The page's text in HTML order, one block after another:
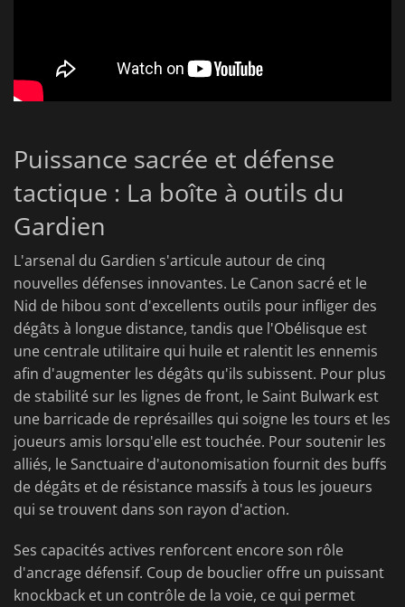
Puissance sacrée et défense
tactique : La boîte à outils du
Gardien
L'arsenal du Gardien s'articule autour de cinq
nouvelles défenses innovantes. Le Canon sacré et le
Nid de hibou sont d'excellents outils pour infliger des
dégâts à longue distance, tandis que l'Obélisque est
une centrale utilitaire qui huile et ralentit les ennemis
afin d'augmenter les dégâts qu'ils subissent. Pour plus
de stabilité sur les lignes de front, le Saint Bulwark est
une barricade de représailles qui soigne les tours et les
joueurs amis lorsqu'elle est touchée. Pour soutenir les
alliés, le Sanctuaire d'autonomisation fournit des buffs
de dégâts et de résistance massifs à tous les joueurs
qui se trouvent dans son rayon d'action.
Ses capacités actives renforcent encore son rôle
d'ancrage défensif. Coup de bouclier offre un puissant
knockback et un contrôle de la voie, ce qui permet